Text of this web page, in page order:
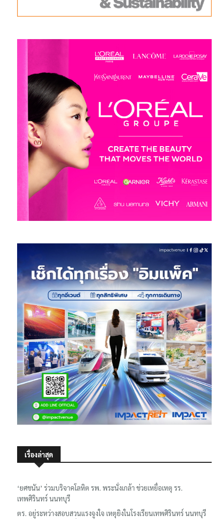
เรื่องล่าสุด
‘ยศชนัน’ ร่วมบริจาคโลหิต รพ. พระนั่งเกล้า ช่วยเหยื่อเหตุ รร.
เทพศิรินทร์ นนทบุรี
ตร. อยู่ระหว่างสอบสวนแรงจูงใจ เหตุยิงในโรงเรียนเทพศิรินทร์ นนทบุรี